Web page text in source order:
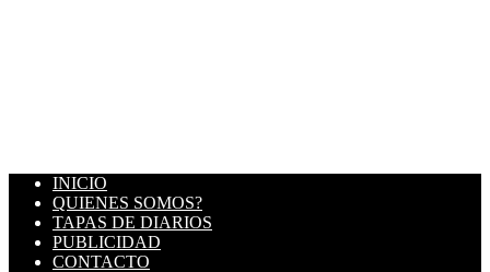
INICIO
QUIENES SOMOS?
TAPAS DE DIARIOS
PUBLICIDAD
CONTACTO